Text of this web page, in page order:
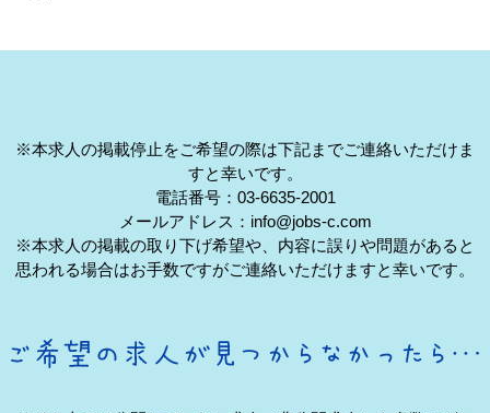
※本求人の掲載停止をご希望の際は下記までご連絡いただけま
すと幸いです。
電話番号：03-6635-2001
メールアドレス：info@jobs-c.com
※本求人の掲載の取り下げ希望や、内容に誤りや問題があると
思われる場合はお手数ですがご連絡いただけますと幸いです。